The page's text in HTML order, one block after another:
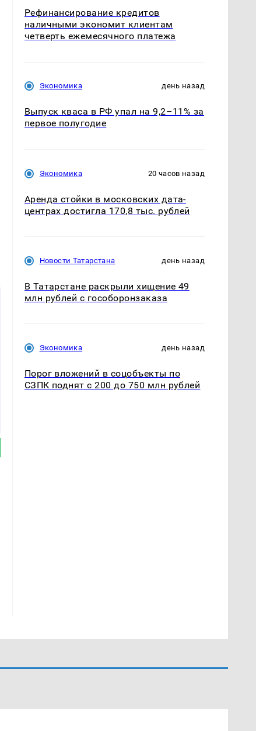
Рефинансирование кредитов
наличными экономит клиентам
четверть ежемесячного платежа
Экономика день назад
Выпуск кваса в РФ упал на 9,2–11% за
первое полугодие
Экономика 20 часов назад
Аренда стойки в московских дата-
центрах достигла 170,8 тыс. рублей
Новости Татарстана день назад
В Татарстане раскрыли хищение 49
млн рублей с гособоронзаказа
Экономика день назад
Порог вложений в соцобъекты по
СЗПК поднят с 200 до 750 млн рублей